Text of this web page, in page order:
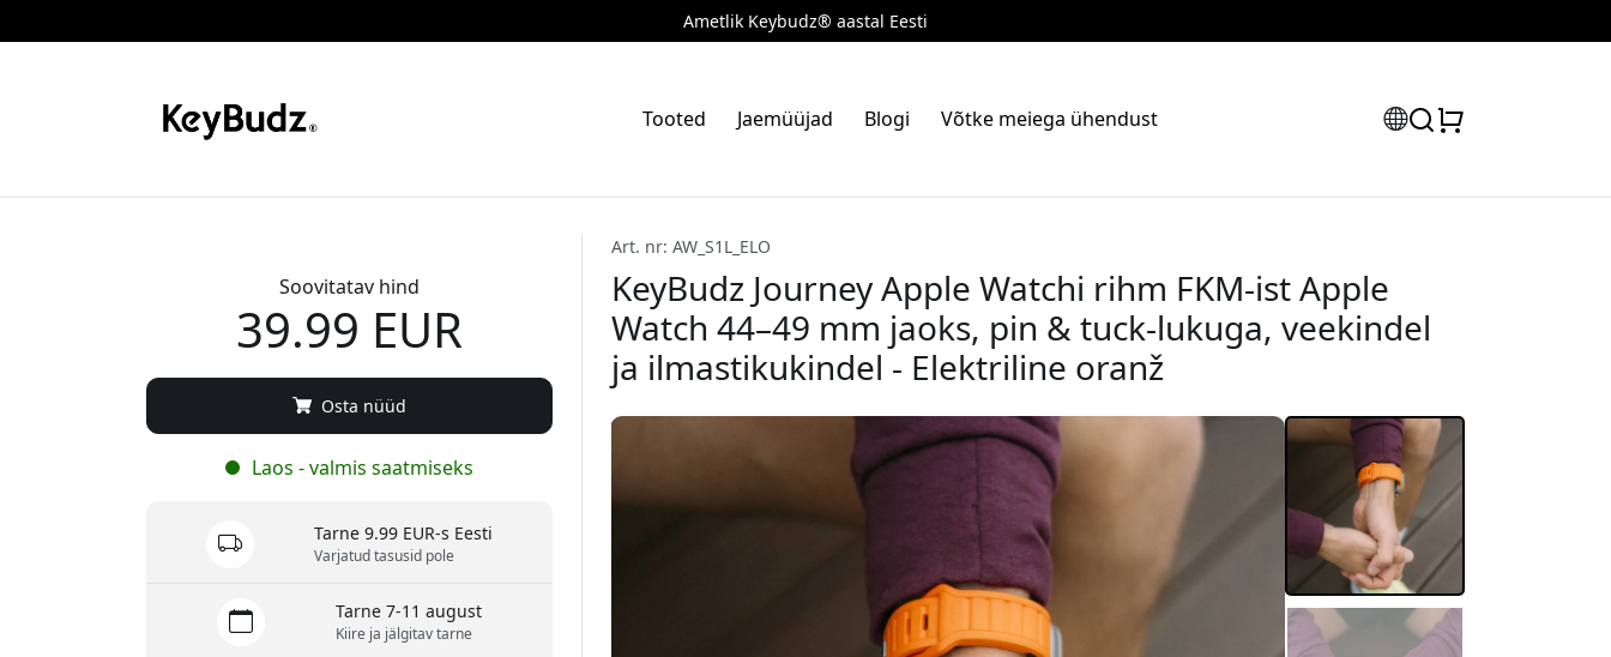
Ametlik Keybudz® aastal Eesti
Tooted Jaemüüjad Blogi Võtke meiega ühendust
Art. nr: AW_S1L_ELO
KeyBudz Journey Apple Watchi rihm FKM-ist Apple
Watch 44–49 mm jaoks, pin & tuck-lukuga, veekindel
ja ilmastikukindel - Elektriline oranž
Soovitatav hind
39.99 EUR
Osta nüüd
Laos - valmis saatmiseks
Tarne 9.99 EUR-s Eesti
Varjatud tasusid pole
Tarne 7-11 august
Kiire ja jälgitav tarne